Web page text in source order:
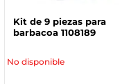
Kit de 9 piezas para
barbacoa 1108189
No disponible